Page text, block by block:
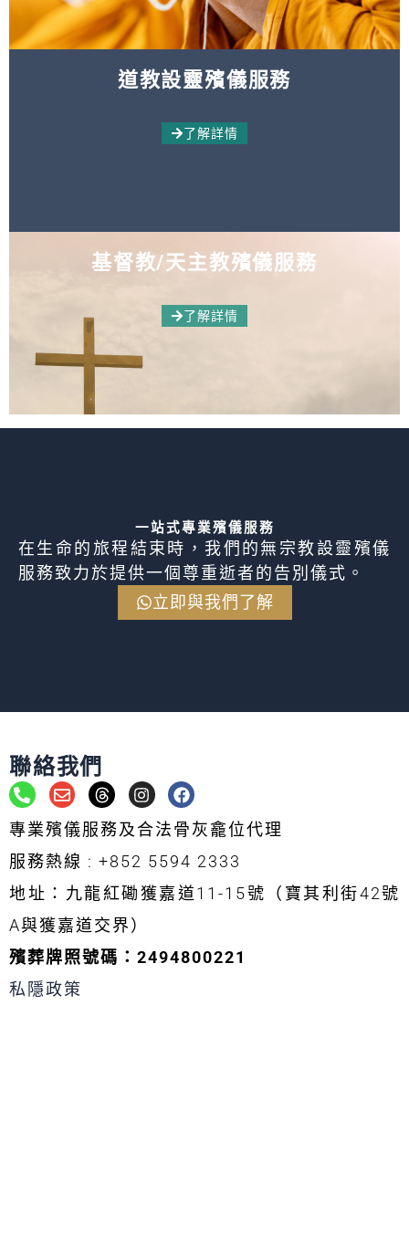
道教設靈殯儀服務
了解詳情
基督教/天主教殯儀服務
了解詳情
一站式專業殯儀服務
在生命的旅程結束時，我們的無宗教設靈殯儀
服務致力於提供一個尊重逝者的告別儀式。
立即與我們了解
聯絡我們
P
h
o
n
e
-
a
l
t
E
n
v
e
l
o
p
e
T
h
r
e
a
d
s
I
n
s
t
a
g
r
a
F
a
c
e
b
o
o
k
專業殯儀服務及合法骨灰龕位代理
服務熱線 : +852 5594 2333
地址：九龍紅磡獲嘉道11-15號（寶其利街42號
A與獲嘉道交界）
殯葬牌照號碼：2494800221
私隱政策